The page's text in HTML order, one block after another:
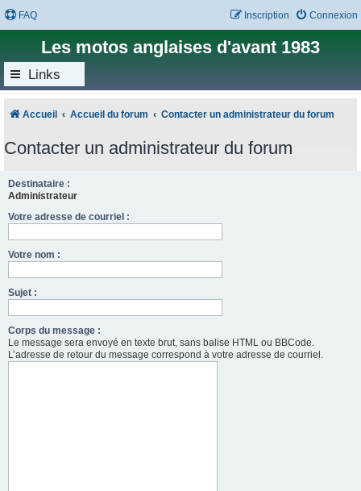
FAQ Connexion
Inscription
Les motos anglaises d'avant 1983
Links
Accueil Accueil du forum Contacter un administrateur du forum
Contacter un administrateur du forum
Destinataire :
Administrateur
Votre adresse de courriel :
Votre nom :
Sujet :
Corps du message :
Le message sera envoyé en texte brut, sans balise HTML ou BBCode.
L’adresse de retour du message correspond à votre adresse de courriel.